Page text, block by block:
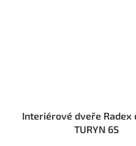
Interiérové dveře Radex
TURYN 6S